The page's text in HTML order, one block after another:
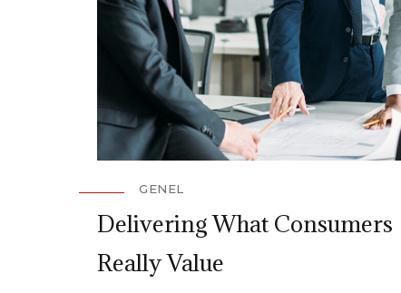
GENEL
Delivering What Consumers
Really Value